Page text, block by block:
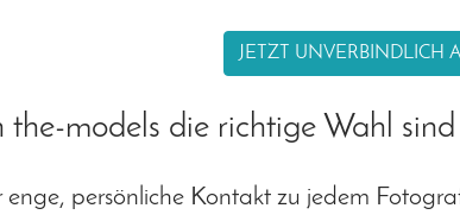
JETZT UNVERBINDLICH
models die richtige Wahl sind
enge, persönliche Kontakt zu jedem